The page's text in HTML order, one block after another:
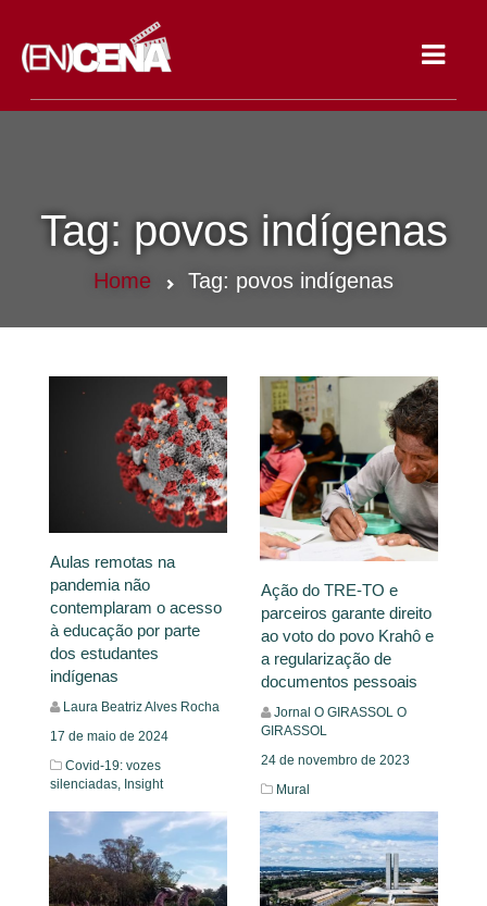
Tag: povos indígenas
Home Tag: povos indígenas
Aulas remotas na
pandemia não
contemplaram o acesso
à educação por parte
dos estudantes
indígenas
Laura Beatriz Alves Rocha
17 de maio de 2024
Covid-19: vozes
silenciadas, Insight
Leia Mais
Ação do TRE-TO e
parceiros garante direito
ao voto do povo Krahô e
a regularização de
documentos pessoais
Jornal O GIRASSOL O
GIRASSOL
24 de novembro de 2023
Mural
Leia Mais